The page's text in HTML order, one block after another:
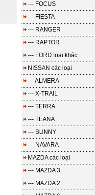
--- FOCUS
--- FIESTA
--- RANGER
--- RAPTOR
--- FORD loại khác
NISSAN các loại
--- ALMERA
--- X-TRAIL
--- TERRA
--- TEANA
--- SUNNY
--- NAVARA
MAZDA các loại
--- MAZDA 3
--- MAZDA 2